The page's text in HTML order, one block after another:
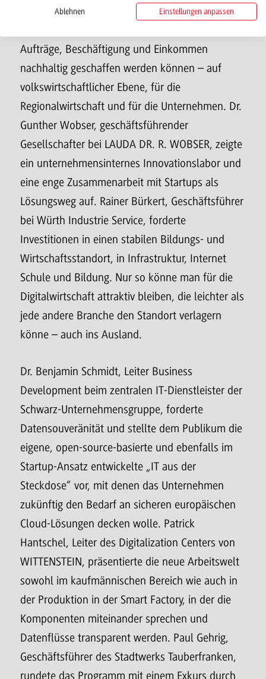
unterschiedlichen Perspektiven die regionale
Aufträge, Beschäftigung und Einkommen
nachhaltig geschaffen werden können – auf
volkswirtschaftlicher Ebene, für die
Regionalwirtschaft und für die Unternehmen. Dr.
Gunther Wobser, geschäftsführender
Gesellschafter bei LAUDA DR. R. WOBSER, zeigte
ein unternehmensinternes Innovationslabor und
eine enge Zusammenarbeit mit Startups als
Lösungsweg auf. Rainer Bürkert, Geschäftsführer
bei Würth Industrie Service, forderte
Investitionen in einen stabilen Bildungs- und
Wirtschaftsstandort, in Infrastruktur, Internet
Schule und Bildung. Nur so könne man für die
Digitalwirtschaft attraktiv bleiben, die leichter als
jede andere Branche den Standort verlagern
könne – auch ins Ausland.
Dr. Benjamin Schmidt, Leiter Business
Development beim zentralen IT-Dienstleister der
Schwarz-Unternehmensgruppe, forderte
Datensouveränität und stellte dem Publikum die
eigene, open-source-basierte und ebenfalls im
Startup-Ansatz entwickelte „IT aus der
Steckdose“ vor, mit denen das Unternehmen
zukünftig den Bedarf an sicheren europäischen
Cloud-Lösungen decken wolle. Patrick
Hantschel, Leiter des Digitalization Centers von
WITTENSTEIN, präsentierte die neue Arbeitswelt
sowohl im kaufmännischen Bereich wie auch in
der Produktion in der Smart Factory, in der die
Komponenten miteinander sprechen und
Datenflüsse transparent werden. Paul Gehrig,
Geschäftsführer des Stadtwerks Tauberfranken,
rundete das Programm mit einem Exkurs durch
Ablehnen Einstellungen anpassen